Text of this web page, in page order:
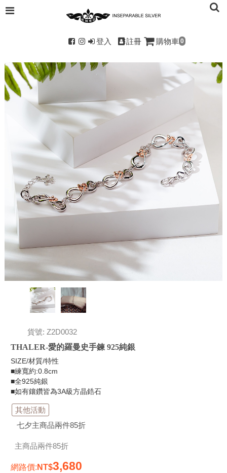
登入 註冊 購物車 0
貨號: Z2D0032
THALER-愛的羅曼史手鍊 925純銀
SIZE/材質/特性
■練寬約:0.8cm
■全925純銀
■如有鑲鑽皆為3A級方晶鋯石
其他活動
七夕主商品兩件85折
主商品兩件85折
網路價: 3,680